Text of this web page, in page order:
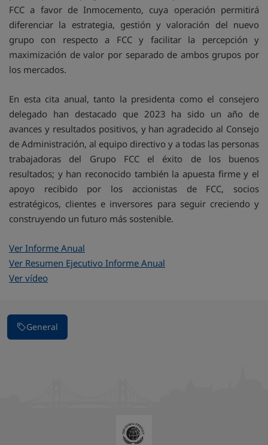
FCC a favor de Inmocemento, cuya operación permitirá
diferenciar la estrategia, gestión y valoración del nuevo
grupo con respecto a FCC y facilitar la percepción y
maximización de valor por separado de ambos grupos por
los mercados.
En esta cita anual, tanto la presidenta como el consejero
delegado han destacado que 2023 ha sido un año de
avances y resultados positivos, y han agradecido al Consejo
de Administración, al equipo directivo y a todas las personas
trabajadoras del Grupo FCC el éxito de los buenos
resultados; y han reconocido también la apuesta firme y el
apoyo recibido por los accionistas de FCC, socios
estratégicos, clientes e inversores para seguir creciendo y
construyendo un futuro más sostenible.
Ver Informe Anual
Ver Resumen Ejecutivo Informe Anual
Ver vídeo
General